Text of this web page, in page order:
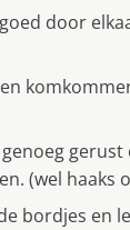
door
(wel haaks
bordjes en